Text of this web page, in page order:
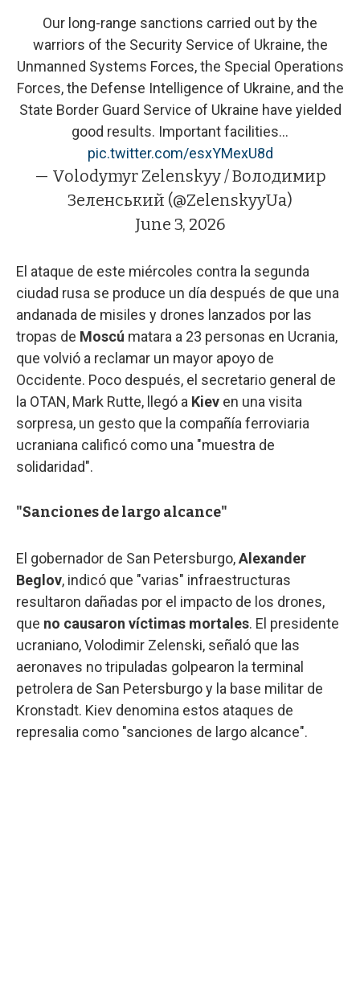
Our long-range sanctions carried out by the
warriors of the Security Service of Ukraine, the
Unmanned Systems Forces, the Special Operations
Forces, the Defense Intelligence of Ukraine, and the
State Border Guard Service of Ukraine have yielded
good results. Important facilities…
pic.twitter.com/esxYMexU8d
— Volodymyr Zelenskyy / Володимир
Зеленський (@ZelenskyyUa)
June 3, 2026
El ataque de este miércoles contra la segunda
ciudad rusa se produce un día después de que una
andanada de misiles y drones lanzados por las
tropas de Moscú matara a 23 personas en Ucrania,
que volvió a reclamar un mayor apoyo de
Occidente. Poco después, el secretario general de
la OTAN, Mark Rutte, llegó a Kiev en una visita
sorpresa, un gesto que la compañía ferroviaria
ucraniana calificó como una "muestra de
solidaridad".
"Sanciones de largo alcance"
El gobernador de San Petersburgo,Alexander
Beglov, indicó que "varias" infraestructuras
resultaron dañadas por el impacto de los drones,
que no causaron víctimas mortales. El presidente
ucraniano, Volodimir Zelenski, señaló que las
aeronaves no tripuladas golpearon la terminal
petrolera de San Petersburgo y la base militar de
Kronstadt. Kiev denomina estos ataques de
represalia como "sanciones de largo alcance".